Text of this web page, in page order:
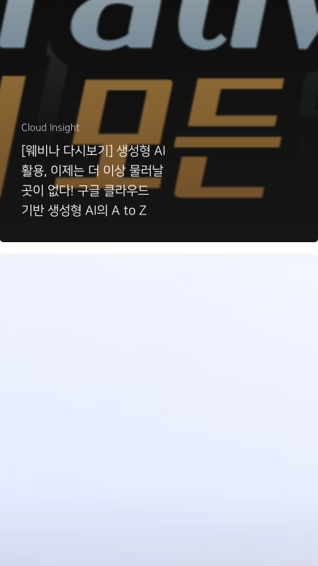
Cloud Insight
[웨비나 다시보기] 생성형 AI
활용, 이제는 더 이상 물러날
곳이 없다! 구글 클라우드
기반 생성형 AI의 A to Z